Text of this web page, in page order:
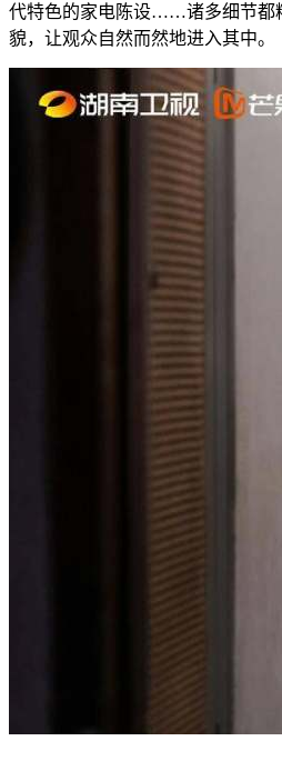
代特色的家电陈设……诸多细节都
貌，让观众自然而然地进入其中。